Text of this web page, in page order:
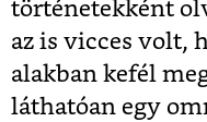
történetekként
az is vicces volt,
alakban kefél
láthatóan egy